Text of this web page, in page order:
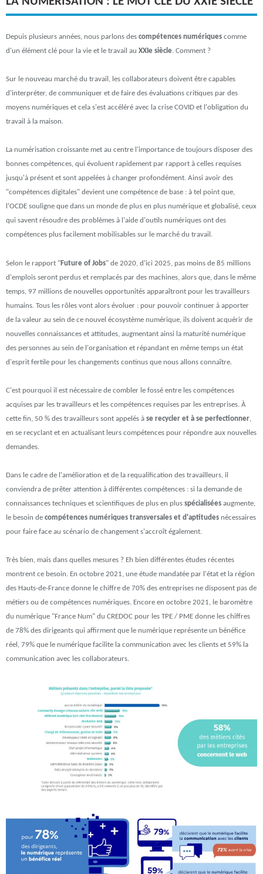
Depuis plusieurs années, nous parlons des compétences numériques comme
d'un élément clé pour la vie et le travail au XXIe siècle. Comment ?
Sur le nouveau marché du travail, les collaborateurs doivent être capables
d'interpréter, de communiquer et de faire des évaluations critiques par des
moyens numériques et cela s'est accéléré avec la crise COVID et l'obligation du
travail à la maison.
La numérisation croissante met au centre l'importance de toujours disposer des
bonnes compétences, qui évoluent rapidement par rapport à celles requises
jusqu'à présent et sont appelées à changer profondément. Ainsi avoir des
"compétences digitales" devient une compétence de base : à tel point que,
l'OCDE souligne que dans un monde de plus en plus numérique et globalisé, ceux
qui savent résoudre des problèmes à l'aide d'outils numériques ont des
compétences plus facilement mobilisables sur le marché du travail.
Selon le rapport "Future of Jobs" de 2020, d'ici 2025, pas moins de 85 millions
d'emplois seront perdus et remplacés par des machines, alors que, dans le même
temps, 97 millions de nouvelles opportunités apparaîtront pour les travailleurs
humains. Tous les rôles vont alors évoluer : pour pouvoir continuer à apporter
de la valeur au sein de ce nouvel écosystème numérique, ils doivent acquérir de
nouvelles connaissances et attitudes, augmentant ainsi la maturité numérique
des personnes au sein de l'organisation et répandant en même temps un état
d'esprit fertile pour les changements continus que nous allons connaître.
C'est pourquoi il est nécessaire de combler le fossé entre les compétences
acquises par les travailleurs et les compétences requises par les entreprises. À
cette fin, 50 % des travailleurs sont appelés à se recycler et à se perfectionner,
en se recyclant et en actualisant leurs compétences pour répondre aux nouvelles
demandes.
Dans le cadre de l'amélioration et de la requalification des travailleurs, il
conviendra de prêter attention à différentes compétences : si la demande de
connaissances techniques et scientifiques de plus en plus spécialisées augmente,
le besoin de compétences numériques transversales et d'aptitudes nécessaires
pour faire face au scénario de changement s'accroît également.
Très bien, mais dans quelles mesures ? Eh bien différentes études récentes
montrent ce besoin. En octobre 2021, une étude mandatée par l'état et la région
des Hauts-de-France donne le chiffre de 70% des entreprises ne disposent pas de
métiers ou de compétences numériques. Encore en octobre 2021, le baromètre
du numérique "France Num" du CREDOC pour les TPE / PME donne les chiffres
de 78% des dirigeants qui affirment que le numérique représente un bénéfice
réel, 79% que le numérique facilite la communication avec les clients et 59% la
communication avec les collaborateurs.